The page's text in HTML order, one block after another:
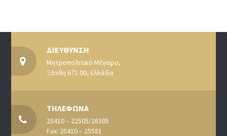
ΔΙΕΥΘΥΝΣΗ
Μητροπολιτικό Μέγαρο,
Ξάνθη 671 00, Ελλάδα
ΤΗΛΕΦΩΝΑ
25410 – 22505/28305
Fax: 25410 – 25581